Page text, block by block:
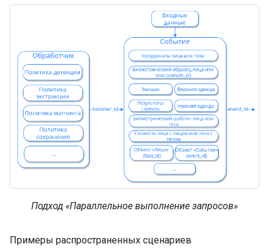
Подход «Параллельное выполнение запросов»
Примеры распространенных сценариев